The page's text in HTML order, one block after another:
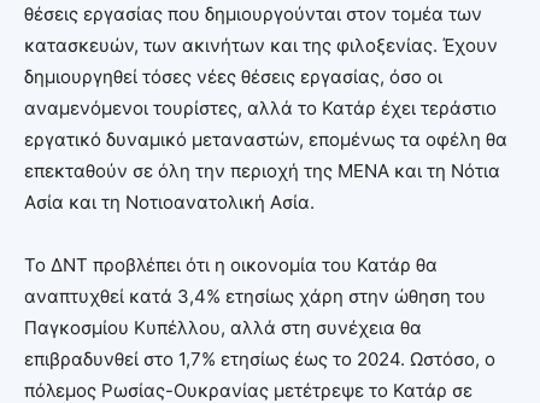
θέσεις εργασίας που δημιουργούνται στον τομέα των
κατασκευών, των ακινήτων και της φιλοξενίας. Έχουν
δημιουργηθεί τόσες νέες θέσεις εργασίας, όσο οι
αναμενόμενοι τουρίστες, αλλά το Κατάρ έχει τεράστιο
εργατικό δυναμικό μεταναστών, επομένως τα οφέλη θα
επεκταθούν σε όλη την περιοχή της ΜΕΝΑ και τη Νότια
Ασία και τη Νοτιοανατολική Ασία.
Το ΔΝΤ προβλέπει ότι η οικονομία του Κατάρ θα
αναπτυχθεί κατά 3,4% ετησίως χάρη στην ώθηση του
Παγκοσμίου Κυπέλλου, αλλά στη συνέχεια θα
επιβραδυνθεί στο 1,7% ετησίως έως το 2024. Ωστόσο, ο
πόλεμος Ρωσίας-Ουκρανίας μετέτρεψε το Κατάρ σε